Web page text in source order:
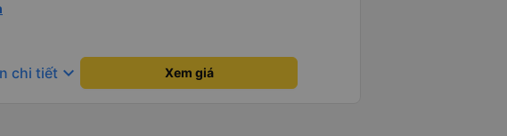
rộng rãi và thoải mái. Rất khuyến khích.
chi tiết keyboard_arrow_down Xem giá